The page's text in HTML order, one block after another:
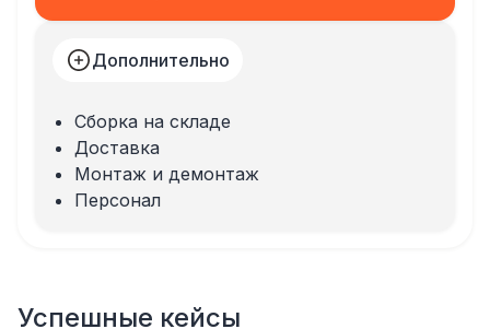
Дополнительно
Сборка на складе
Доставка
Монтаж и демонтаж
Персонал
Успешные кейсы